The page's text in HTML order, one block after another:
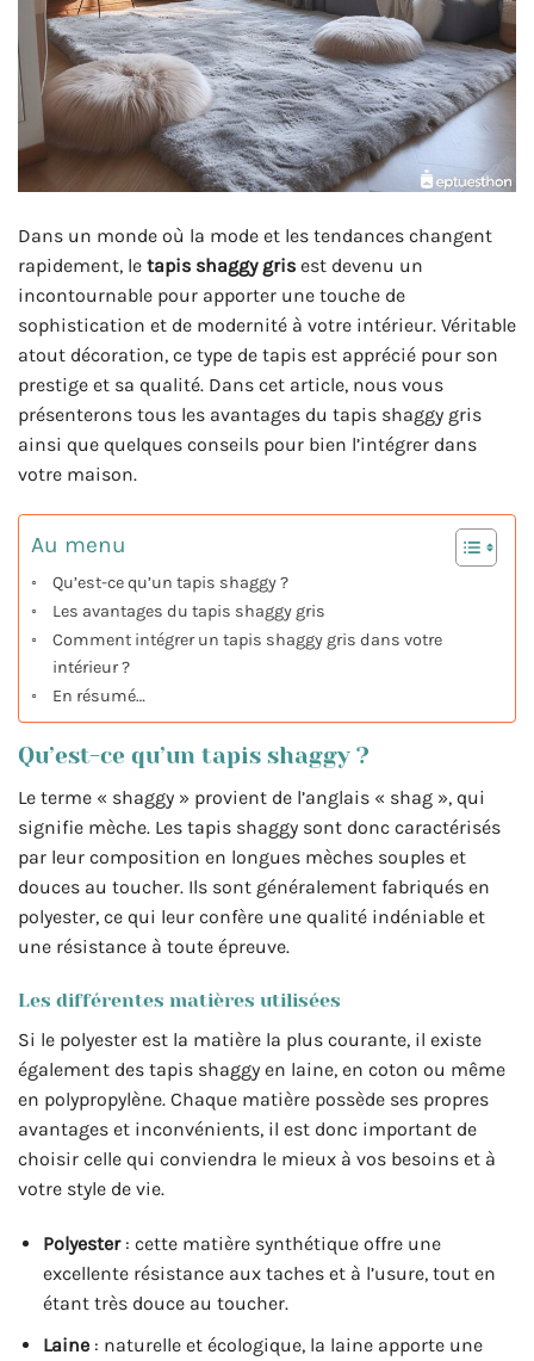
Dans un monde où la mode et les tendances changent
rapidement, le tapis shaggy gris est devenu un
incontournable pour apporter une touche de
sophistication et de modernité à votre intérieur. Véritable
atout décoration, ce type de tapis est apprécié pour son
prestige et sa qualité. Dans cet article, nous vous
présenterons tous les avantages du tapis shaggy gris
ainsi que quelques conseils pour bien l’intégrer dans
votre maison.
Au menu
Qu’est-ce qu’un tapis shaggy ?
Les avantages du tapis shaggy gris
Comment intégrer un tapis shaggy gris dans votre
intérieur ?
En résumé…
Qu’est-ce qu’un tapis shaggy ?
Le terme « shaggy » provient de l’anglais « shag », qui
signifie mèche. Les tapis shaggy sont donc caractérisés
par leur composition en longues mèches souples et
douces au toucher. Ils sont généralement fabriqués en
polyester, ce qui leur confère une qualité indéniable et
une résistance à toute épreuve.
Les différentes matières utilisées
Si le polyester est la matière la plus courante, il existe
également des tapis shaggy en laine, en coton ou même
en polypropylène. Chaque matière possède ses propres
avantages et inconvénients, il est donc important de
choisir celle qui conviendra le mieux à vos besoins et à
votre style de vie.
Polyester: cette matière synthétique offre une
excellente résistance aux taches et à l’usure, tout en
étant très douce au toucher.
Laine: naturelle et écologique, la laine apporte une